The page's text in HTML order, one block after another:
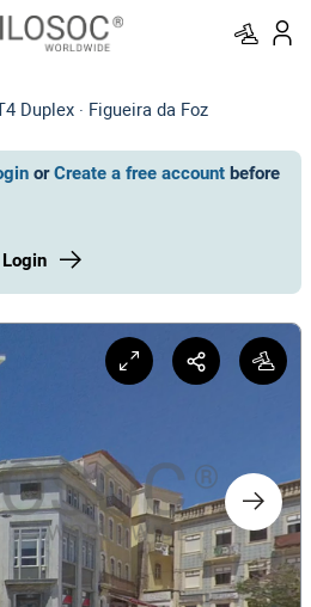
Duplex · Figueira da Foz
or Create a free account before
Login